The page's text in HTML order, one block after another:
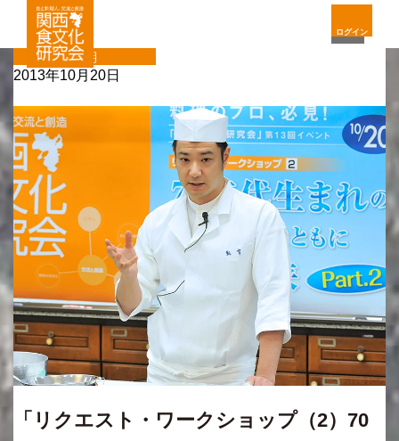
ログイン
定期
2013年10月20日
「リクエスト・ワークショップ（2）70